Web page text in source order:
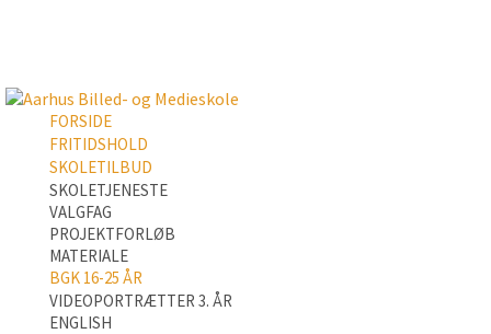
FORSIDE
FRITIDSHOLD
SKOLETILBUD
SKOLETJENESTE
VALGFAG
PROJEKTFORLØB
MATERIALE
BGK 16-25 ÅR
VIDEOPORTRÆTTER 3. ÅR
ENGLISH